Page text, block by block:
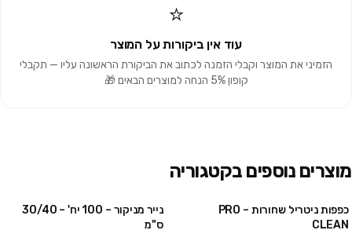
⭐
עוד אין ביקורות על המוצר
הזמיני את המוצר וקבלי הזמנה לכתוב את הביקורת הראשונה עליו — תקבלי
קופון 5% הנחה למוצרים הבאים 🎁
מוצרים נוספים בקטגוריה
כפפות ניטריל שחורות – PRO
CLEAN
נייר מניקור – 100 יח' – 30/40
ס"מ